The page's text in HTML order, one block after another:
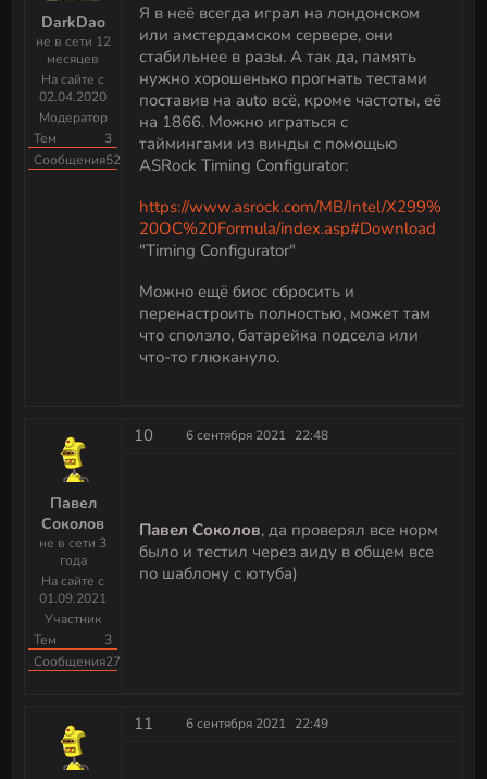
DarkDao
не в сети 12
месяцев
На сайте с
02.04.2020
Модератор
Тем
3
Сообщения523
Я в неё всегда играл на лондонском
или амстердамском сервере, они
стабильнее в разы. А так да, память
нужно хорошенько прогнать тестами
поставив на auto всё, кроме частоты, её
на 1866. Можно играться с
таймингами из винды с помощью
ASRock Timing Configurator:
https://www.asrock.com/MB/Intel/X299%
20OC%20Formula/index.asp#Download
"Timing Configurator"
Можно ещё биос сбросить и
перенастроить полностью, может там
что сползло, батарейка подсела или
что-то глюкануло.
Павел
Соколов
не в сети 3
года
На сайте с
01.09.2021
Участник
Тем
3
Сообщения27
10 6 сентября 2021 22:48
Павел Соколов, да проверял все норм
было и тестил через аиду в общем все
по шаблону с ютуба)
11 6 сентября 2021 22:49